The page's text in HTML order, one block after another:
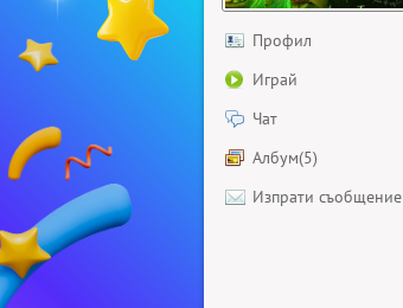
Профил
Играй
Чат
Албум(5)
Изпрати съобщение